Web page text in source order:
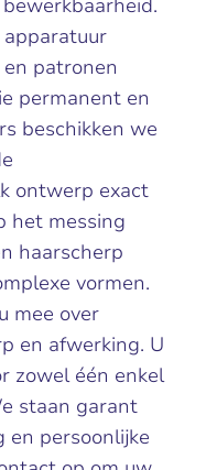
patronen
permanent en
beschikken we
ontwerp exact
het messing
haarscherp
vormen.
mee over
en afwerking. U
zowel één enkel
staan garant
en persoonlijke